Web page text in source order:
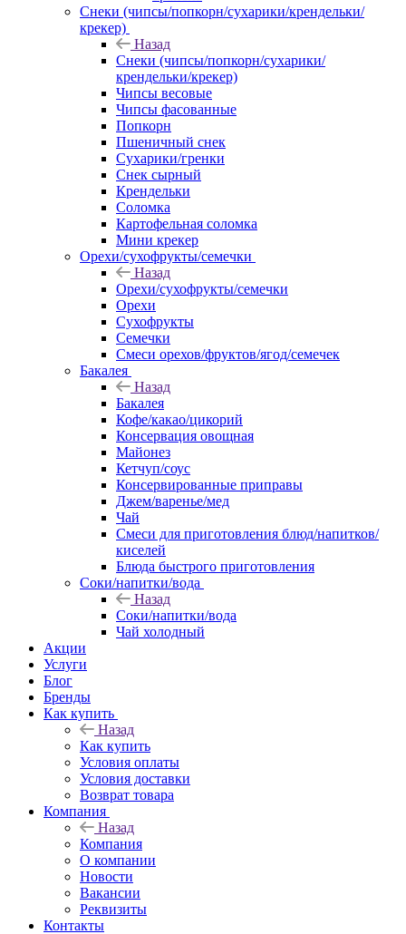
Снеки (чипсы/попкорн/сухарики/крендельки/
крекер)
Назад
Снеки (чипсы/попкорн/сухарики/
крендельки/крекер)
Чипсы весовые
Чипсы фасованные
Попкорн
Пшеничный снек
Сухарики/гренки
Снек сырный
Крендельки
Соломка
Картофельная соломка
Мини крекер
Орехи/сухофрукты/семечки
Назад
Орехи/сухофрукты/семечки
Орехи
Сухофрукты
Семечки
Смеси орехов/фруктов/ягод/семечек
Бакалея
Назад
Бакалея
Кофе/какао/цикорий
Консервация овощная
Майонез
Кетчуп/соус
Консервированные приправы
Джем/варенье/мед
Чай
Смеси для приготовления блюд/напитков/
киселей
Блюда быстрого приготовления
Соки/напитки/вода
Назад
Соки/напитки/вода
Чай холодный
Акции
Услуги
Блог
Бренды
Как купить
Назад
Как купить
Условия оплаты
Условия доставки
Возврат товара
Компания
Назад
Компания
О компании
Новости
Вакансии
Реквизиты
Контакты